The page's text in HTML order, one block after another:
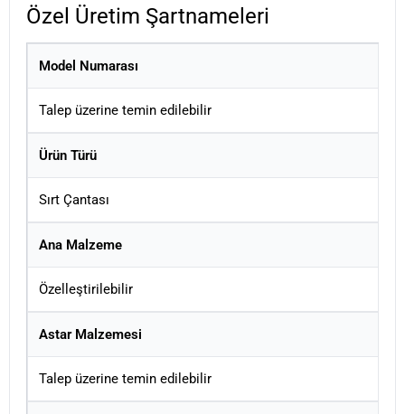
Özel Üretim Şartnameleri
Model Numarası
Talep üzerine temin edilebilir
Ürün Türü
Sırt Çantası
Ana Malzeme
Özelleştirilebilir
Astar Malzemesi
Talep üzerine temin edilebilir